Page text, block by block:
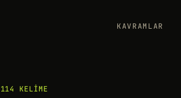
KAVRAMLAR
114 KELIME